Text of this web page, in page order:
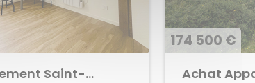
Achat Appartement Saint-Helier
174 500 €